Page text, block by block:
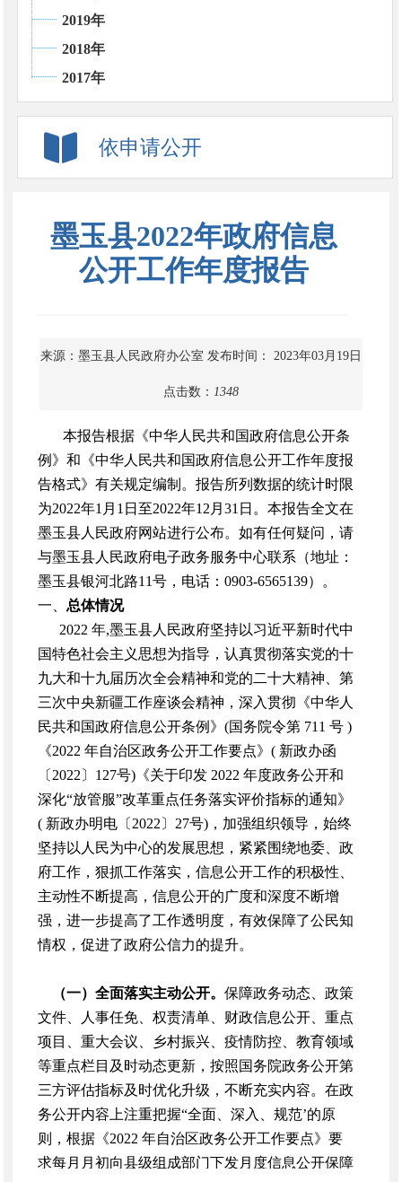
2019年
2018年
2017年
依申请公开
墨玉县2022年政府信息
公开工作年度报告
来源：墨玉县人民政府办公室 发布时间： 2023年03月19日
点击数： 1348
本报告根据《中华人民共和国政府信息公开条
例》和《中华人民共和国政府信息公开工作年度报
告格式》有关规定编制。报告所列数据的统计时限
为2022年1月1日至2022年12月31日。本报告全文在
墨玉县人民政府网站进行公布。如有任何疑问，请
与墨玉县人民政府电子政务服务中心联系（地址：
墨玉县银河北路11号，电话：0903-6565139）。
一、总体情况
2022 年,墨玉县人民政府坚持以习近平新时代中
国特色社会主义思想为指导，认真贯彻落实党的十
九大和十九届历次全会精神和党的二十大精神、第
三次中央新疆工作座谈会精神，深入贯彻《中华人
民共和国政府信息公开条例》(国务院令第 711 号 )
《2022 年自治区政务公开工作要点》( 新政办函
〔2022〕127号)《关于印发 2022 年度政务公开和
深化“放管服”改革重点任务落实评价指标的通知》
( 新政办明电〔2022〕27号)，加强组织领导，始终
坚持以人民为中心的发展思想，紧紧围绕地委、政
府工作，狠抓工作落实，信息公开工作的积极性、
主动性不断提高，信息公开的广度和深度不断增
强，进一步提高了工作透明度，有效保障了公民知
情权，促进了政府公信力的提升。
（一）全面落实主动公开。保障政务动态、政策
文件、人事任免、权责清单、财政信息公开、重点
项目、重大会议、乡村振兴、疫情防控、教育领域
等重点栏目及时动态更新，按照国务院政务公开第
三方评估指标及时优化升级，不断充实内容。在政
务公开内容上注重把握“全面、深入、规范’的原
则，根据《2022 年自治区政务公开工作要点》要
求每月月初向县级组成部门下发月度信息公开保障